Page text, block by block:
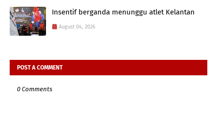
Insentif berganda menunggu atlet Kelantan
August 04, 2026
POST A COMMENT
0 Comments